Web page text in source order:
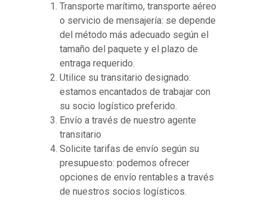
Transporte marítimo, transporte aéreo
o servicio de mensajería: se depende
del método más adecuado según el
tamaño del paquete y el plazo de
entraga requerido.
Utilice su transitario designado:
estamos encantados de trabajar con
su socio logístico preferido.
Envío a través de nuestro agente
transitario
Solicite tarifas de envío según su
presupuesto: podemos ofrecer
opciones de envío rentables a través
de nuestros socios logísticos.